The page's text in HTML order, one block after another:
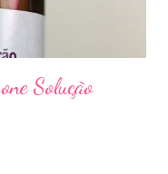
Solução